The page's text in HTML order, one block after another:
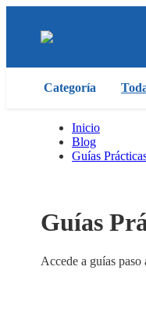
Categoría
Inicio
Blog
Guías
Guías
Accede a guías paso